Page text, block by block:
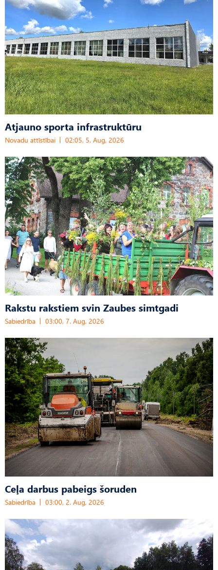
Atjauno sporta infrastruktūru
Novadu attīstībai 02:05, 5. Aug, 2026
Rakstu rakstiem svin Zaubes simtgadi
Sabiedrība 03:00, 7. Aug, 2026
Ceļa darbus pabeigs šoruden
Sabiedrība 03:00, 2. Aug, 2026